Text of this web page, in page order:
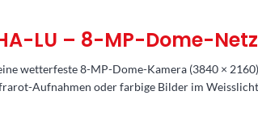
LU – 8-MP-Dome-
wetterfeste 8-MP-Dome-Kamera (3840 ×
Aufnahmen oder farbige Bilder im